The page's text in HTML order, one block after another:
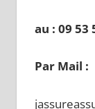
au : 09 53
Par Mail :